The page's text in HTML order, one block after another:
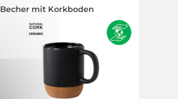
Becher mit Korkboden